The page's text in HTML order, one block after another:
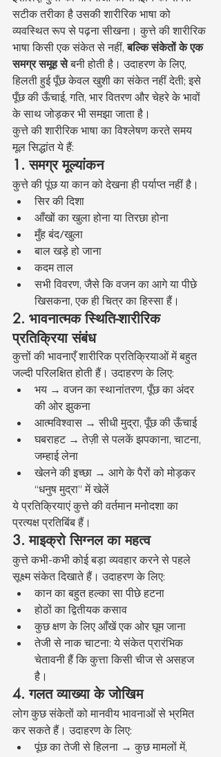
सटीक तरीका है उसकी शारीरिक भाषा को
व्यवस्थित रूप से पढ़ना सीखना। कुत्ते की शारीरिक
भाषा किसी एक संकेत से नहीं, बल्कि संकेतों के एक
समग्र समूह से बनी होती है। उदाहरण के लिए,
हिलती हुई पूँछ केवल खुशी का संकेत नहीं देती; इसे
पूँछ की ऊँचाई, गति, भार वितरण और चेहरे के भावों
के साथ जोड़कर भी समझा जाता है।
कुत्ते की शारीरिक भाषा का विश्लेषण करते समय
मूल सिद्धांत ये हैं:
1. समग्र मूल्यांकन
कुत्ते की पूंछ या कान को देखना ही पर्याप्त नहीं है।
सिर की दिशा
आँखों का खुला होना या तिरछा होना
मुँह बंद/खुला
बाल खड़े हो जाना
कदम ताल
सभी विवरण, जैसे कि वजन का आगे या पीछे
खिसकना, एक ही चित्र का हिस्सा हैं।
2. भावनात्मक स्थिति-शारीरिक
प्रतिक्रिया संबंध
कुत्तों की भावनाएँ शारीरिक प्रतिक्रियाओं में बहुत
जल्दी परिलक्षित होती हैं। उदाहरण के लिए:
भय → वजन का स्थानांतरण, पूँछ का अंदर
की ओर झुकना
आत्मविश्वास → सीधी मुद्रा, पूँछ की ऊँचाई
घबराहट → तेज़ी से पलकें झपकाना, चाटना,
जम्हाई लेना
खेलने की इच्छा → आगे के पैरों को मोड़कर
“धनुष मुद्रा” में खेलें
ये प्रतिक्रियाएं कुत्ते की वर्तमान मनोदशा का
प्रत्यक्ष प्रतिबिंब हैं।
3. माइक्रो सिग्नल का महत्व
कुत्ते कभी-कभी कोई बड़ा व्यवहार करने से पहले
सूक्ष्म संकेत दिखाते हैं। उदाहरण के लिए:
कान का बहुत हल्का सा पीछे हटना
होठों का द्वितीयक कसाव
कुछ क्षण के लिए आँखें एक ओर घूम जाना
तेजी से नाक चाटना: ये संकेत प्रारंभिक
चेतावनी हैं कि कुत्ता किसी चीज से असहज
है।
4. गलत व्याख्या के जोखिम
लोग कुछ संकेतों को मानवीय भावनाओं से भ्रमित
कर सकते हैं। उदाहरण के लिए:
पूंछ का तेजी से हिलना → कुछ मामलों में,